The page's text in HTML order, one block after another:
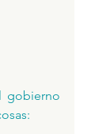
gobierno